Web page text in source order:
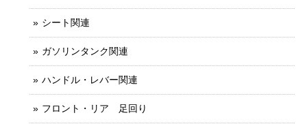
シート関連
ガソリンタンク関連
ハンドル・レバー関連
フロント・リア 足回り